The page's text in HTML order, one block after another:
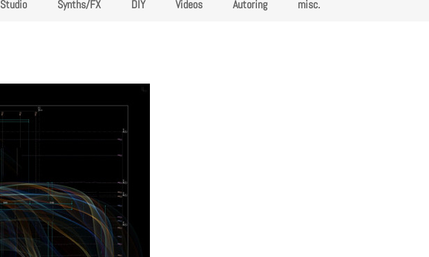
Studio Synths/FX DIY Videos Autoring misc.